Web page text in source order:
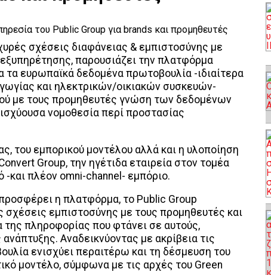
σχέσεις διαφάνειας & εμπιστοσύνης με
παρουσιάζει την πλατφόρμα
τα ευρωπαϊκά δεδομένα πρωτοβουλία -ιδιαίτερα
και ηλεκτρικών/οικιακών συσκευών-
με τους προμηθευτές γνώση των δεδομένων
νομοθεσία περί προστασίας
του εμπορικού μοντέλου αλλά και η υλοποίηση
Group, την ηγέτιδα εταιρεία στον τομέα
-και πλέον omni-channel- εμπόριο.
η πλατφόρμα, το Public Group
σχέσεις εμπιστοσύνης με τους προμηθευτές και
της πληροφορίας που φτάνει σε αυτούς,
Αναδεικνύοντας με ακρίβεια τις
ενισχύει περαιτέρω και τη δέσμευση του
μοντέλο, σύμφωνα με τις αρχές του Green